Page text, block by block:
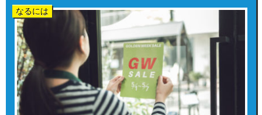
なるには